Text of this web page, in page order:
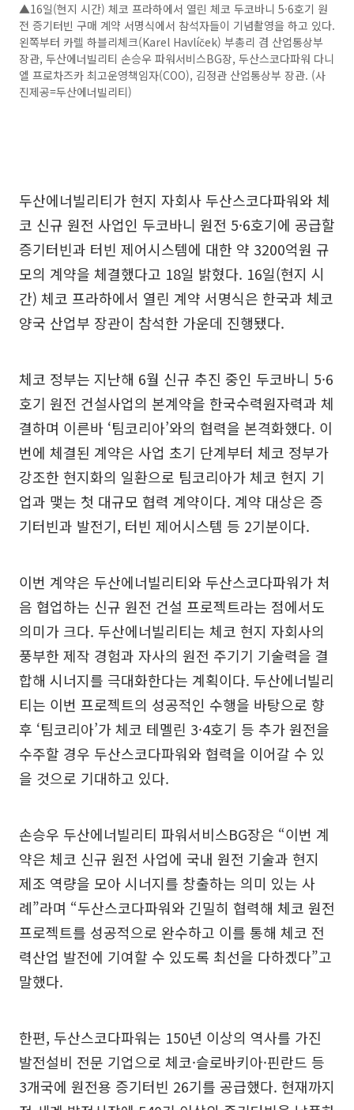
▲16일(현지 시간) 체코 프라하에서 열린 체코 두코바니 5·6호기 원
전 증기터빈 구매 계약 서명식에서 참석자들이 기념촬영을 하고 있다.
왼쪽부터 카렐 하블리체크(Karel Havlíček) 부총리 겸 산업통상부
장관, 두산에너빌리티 손승우 파워서비스BG장, 두산스코다파워 다니
엘 프로차즈카 최고운영책임자(COO), 김정관 산업통상부 장관. (사
진제공=두산에너빌리티)
두산에너빌리티가 현지 자회사 두산스코다파워와 체
코 신규 원전 사업인 두코바니 원전 5·6호기에 공급할
증기터빈과 터빈 제어시스템에 대한 약 3200억원 규
모의 계약을 체결했다고 18일 밝혔다. 16일(현지 시
간) 체코 프라하에서 열린 계약 서명식은 한국과 체코
양국 산업부 장관이 참석한 가운데 진행됐다.
체코 정부는 지난해 6월 신규 추진 중인 두코바니 5·6
호기 원전 건설사업의 본계약을 한국수력원자력과 체
결하며 이른바 ‘팀코리아’와의 협력을 본격화했다. 이
번에 체결된 계약은 사업 초기 단계부터 체코 정부가
강조한 현지화의 일환으로 팀코리아가 체코 현지 기
업과 맺는 첫 대규모 협력 계약이다. 계약 대상은 증
기터빈과 발전기, 터빈 제어시스템 등 2기분이다.
이번 계약은 두산에너빌리티와 두산스코다파워가 처
음 협업하는 신규 원전 건설 프로젝트라는 점에서도
의미가 크다. 두산에너빌리티는 체코 현지 자회사의
풍부한 제작 경험과 자사의 원전 주기기 기술력을 결
합해 시너지를 극대화한다는 계획이다. 두산에너빌리
티는 이번 프로젝트의 성공적인 수행을 바탕으로 향
후 ‘팀코리아’가 체코 테멜린 3·4호기 등 추가 원전을
수주할 경우 두산스코다파워와 협력을 이어갈 수 있
을 것으로 기대하고 있다.
손승우 두산에너빌리티 파워서비스BG장은 “이번 계
약은 체코 신규 원전 사업에 국내 원전 기술과 현지
제조 역량을 모아 시너지를 창출하는 의미 있는 사
례”라며 “두산스코다파워와 긴밀히 협력해 체코 원전
프로젝트를 성공적으로 완수하고 이를 통해 체코 전
력산업 발전에 기여할 수 있도록 최선을 다하겠다”고
말했다.
한편, 두산스코다파워는 150년 이상의 역사를 가진
발전설비 전문 기업으로 체코·슬로바키아·핀란드 등
3개국에 원전용 증기터빈 26기를 공급했다. 현재까지